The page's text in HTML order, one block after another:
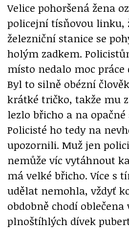
Velice pohoršená žena
policejní tísňovou linku,
železniční stanice se
holým zadkem.
místo nedalo moc
Byl to silně obézní
krátké tričko, takže mu
lezlo břicho a na
Policisté ho tedy na
upozornili. Muž jen
nemůže víc vytáhnout
má velké břicho. Více s
udělat nemohla, vždyť
obdobně chodí oblečena
plnoštíhlých dívek